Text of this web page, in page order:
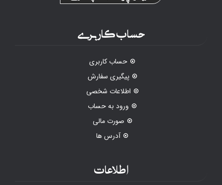
حساب کاربری
حساب کاربری
پیگیری سفارش
اطلاعات شخصی
ورود به حساب
صورت مالی
آدرس ها
اطلاعات